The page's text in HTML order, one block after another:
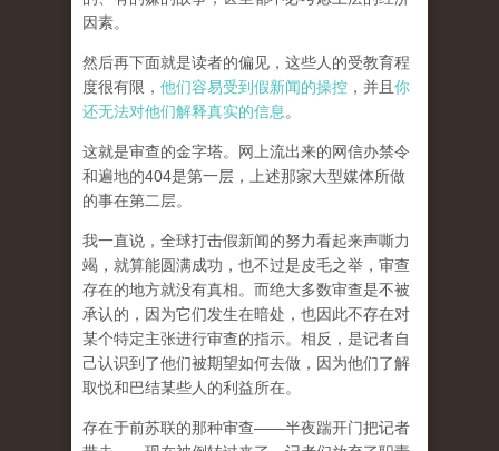
因素。
然后再下面就是读者的偏见，这些人的受教育程
度很有限， 他们容易受到假新闻的操控 ，并且 你
还无法对他们解释真实的信息 。
这就是审查的金字塔。网上流出来的网信办禁令
和遍地的404是第一层，上述那家大型媒体所做
的事在第二层。
我一直说，全球打击假新闻的努力看起来声嘶力
竭，就算能圆满成功，也不过是皮毛之举，审查
存在的地方就没有真相。而绝大多数审查是不被
承认的，因为它们发生在暗处，也因此不存在对
某个特定主张进行审查的指示。相反，是记者自
己认识到了他们被期望如何去做，因为他们了解
取悦和巴结某些人的利益所在。
存在于前苏联的那种审查——半夜踹开门把记者